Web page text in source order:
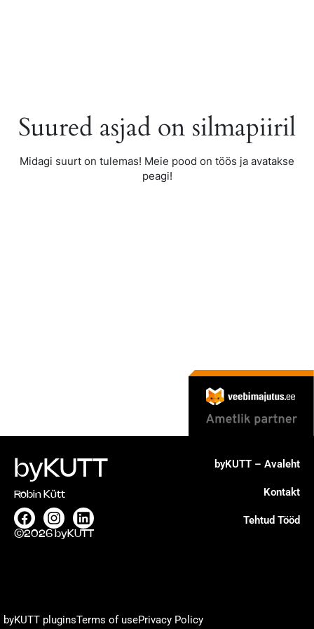
Suured asjad on silmapiiril
Midagi suurt on tulemas! Meie pood on töös ja avatakse
peagi!
byKUTT
Robin Kütt
Facebook
Instagram
Linkedin
©2026 byKUTT
byKUTT – Avaleht
Kontakt
Tehtud Tööd
byKUTT pluginsTerms of usePrivacy Policy